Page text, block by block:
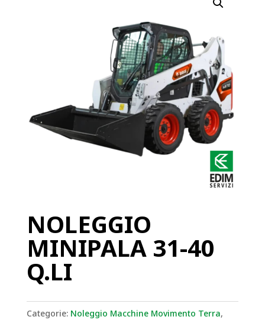
NOLEGGIO
MINIPALA 31-40
Q.LI
Categorie: Noleggio Macchine Movimento Terra,